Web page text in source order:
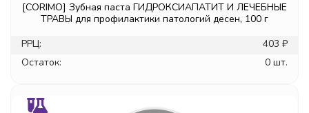
[CORIMO] Зубная паста ГИДРОКСИАПАТИТ И ЛЕЧЕБНЫЕ
ТРАВЫ для профилактики патологий десен, 100 г
РРЦ:
403 ₽
Остаток:
0 шт.